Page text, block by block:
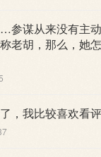
参谋从来没有主
老胡，那么，她
，我比较喜欢看评